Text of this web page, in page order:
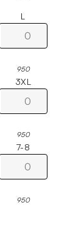
L
950
3XL
950
7-8
950